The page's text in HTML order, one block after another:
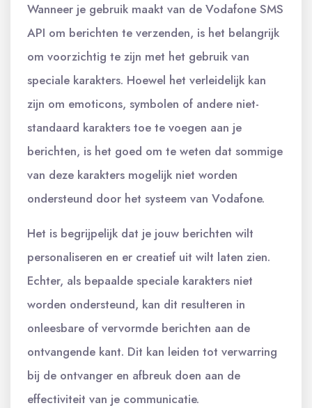
Wanneer je gebruik maakt van de Vodafone SMS
API om berichten te verzenden, is het belangrijk
om voorzichtig te zijn met het gebruik van
speciale karakters. Hoewel het verleidelijk kan
zijn om emoticons, symbolen of andere niet-
standaard karakters toe te voegen aan je
berichten, is het goed om te weten dat sommige
van deze karakters mogelijk niet worden
ondersteund door het systeem van Vodafone.
Het is begrijpelijk dat je jouw berichten wilt
personaliseren en er creatief uit wilt laten zien.
Echter, als bepaalde speciale karakters niet
worden ondersteund, kan dit resulteren in
onleesbare of vervormde berichten aan de
ontvangende kant. Dit kan leiden tot verwarring
bij de ontvanger en afbreuk doen aan de
effectiviteit van je communicatie.